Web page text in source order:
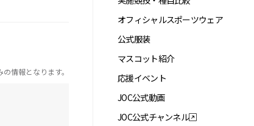
情報となります。
オフィシャルスポーツウェア
公式服装
マスコット紹介
応援イベント
JOC公式動画
JOC公式チャンネル